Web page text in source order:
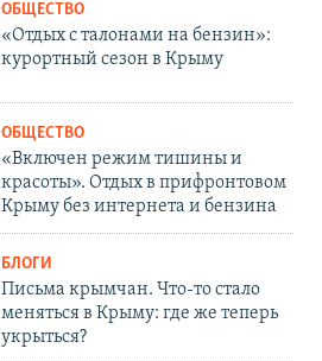
ОБЩЕСТВО
«Отдых с талонами на бензин»:
курортный сезон в Крыму
ОБЩЕСТВО
«Включен режим тишины и
красоты». Отдых в прифронтовом
Крыму без интернета и бензина
БЛОГИ
Письма крымчан. Что-то стало
меняться в Крыму: где же теперь
укрыться?